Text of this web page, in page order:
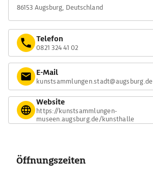
86153 Augsburg, Deutschland
Telefon
0821 324 41 02
E-Mail
kunstsammlungen.stadt@augsburg.de
Website
https://kunstsammlungen-
museen.augsburg.de/kunsthalle
Öffnungszeiten